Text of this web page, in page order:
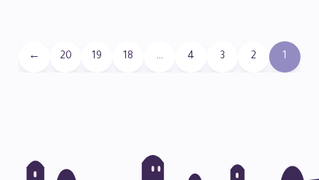
1
2
3
4
…
18
19
20
←